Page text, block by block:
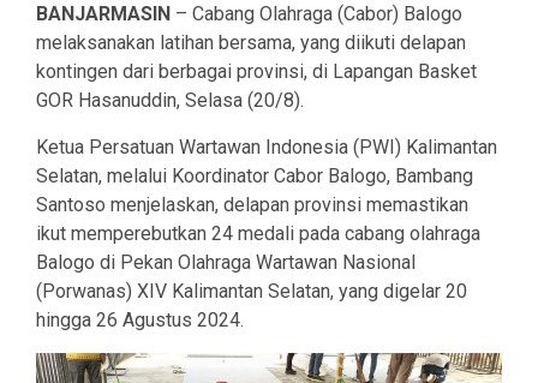
BANJARMASIN – Cabang Olahraga (Cabor) Balogo
melaksanakan latihan bersama, yang diikuti delapan
kontingen dari berbagai provinsi, di Lapangan Basket
GOR Hasanuddin, Selasa (20/8).
Ketua Persatuan Wartawan Indonesia (PWI) Kalimantan
Selatan, melalui Koordinator Cabor Balogo, Bambang
Santoso menjelaskan, delapan provinsi memastikan
ikut memperebutkan 24 medali pada cabang olahraga
Balogo di Pekan Olahraga Wartawan Nasional
(Porwanas) XIV Kalimantan Selatan, yang digelar 20
hingga 26 Agustus 2024.